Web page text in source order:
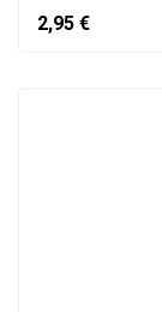
2,95 €